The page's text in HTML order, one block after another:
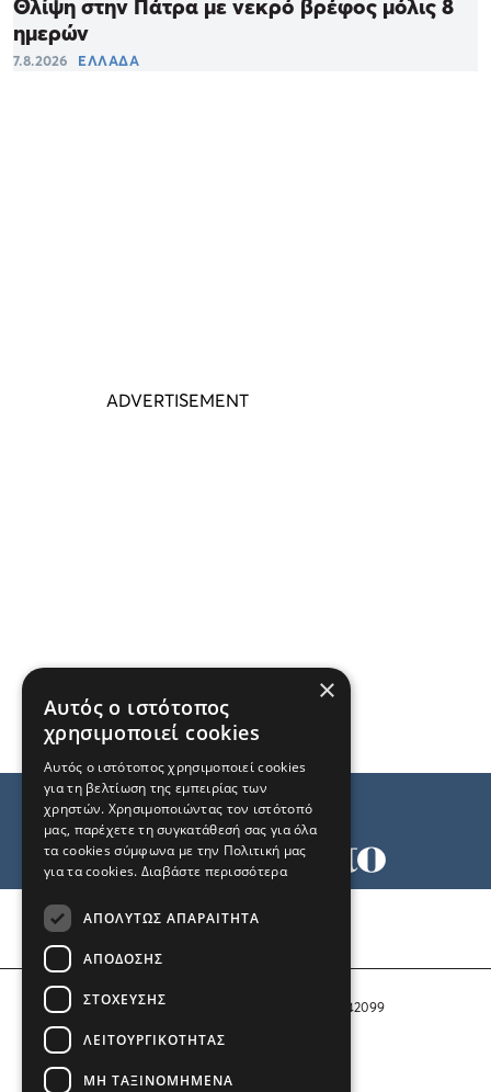
Θλίψη στην Πάτρα με νεκρό βρέφος μόλις 8
ημερών
7.8.2026 ΕΛΛΑΔΑ
Αριθμός Πιστοποίησης Μ.Η.Τ. 242099
COPYRIGHT © 2026 Το Μανιφέστο
×
Αυτός ο ιστότοπος
χρησιμοποιεί cookies
Αυτός ο ιστότοπος χρησιμοποιεί cookies
για τη βελτίωση της εμπειρίας των
χρηστών. Χρησιμοποιώντας τον ιστότοπό
μας, παρέχετε τη συγκατάθεσή σας για όλα
τα cookies σύμφωνα με την Πολιτική μας
για τα cookies. Διαβάστε περισσότερα
ΑΠΟΛΎΤΩΣ ΑΠΑΡΑΊΤΗΤΑ
ΑΠΌΔΟΣΗΣ
ΣΤΌΧΕΥΣΗΣ
ΛΕΙΤΟΥΡΓΙΚΌΤΗΤΑΣ
ΜΗ ΤΑΞΙΝΟΜΗΜΈΝΑ